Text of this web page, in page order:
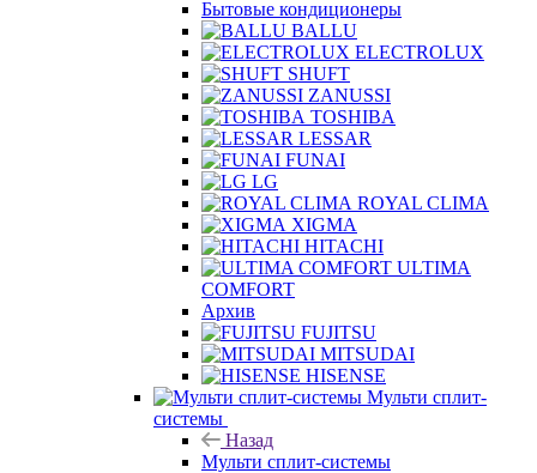
Бытовые кондиционеры
BALLU
ELECTROLUX
SHUFT
ZANUSSI
TOSHIBA
LESSAR
FUNAI
LG
ROYAL CLIMA
XIGMA
HITACHI
ULTIMA
COMFORT
Архив
FUJITSU
MITSUDAI
HISENSE
Мульти сплит-
системы
Назад
Мульти сплит-системы